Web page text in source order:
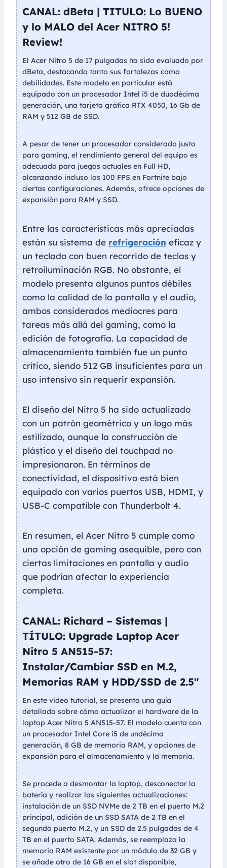
CANAL: dBeta | TITULO: Lo BUENO
y lo MALO del Acer NITRO 5!
Review!
El Acer Nitro 5 de 17 pulgadas ha sido evaluado por
dBeta, destacando tanto sus fortalezas como
debilidades. Este modelo en particular está
equipado con un procesador Intel i5 de duodécima
generación, una tarjeta gráfica RTX 4050, 16 Gb de
RAM y 512 GB de SSD.
A pesar de tener un procesador considerado justo
para gaming, el rendimiento general del equipo es
adecuado para juegos actuales en Full HD,
alcanzando incluso los 100 FPS en Fortnite bajo
ciertas configuraciones. Además, ofrece opciones de
expansión para RAM y SSD.
Entre las características más apreciadas
están su sistema de refrigeración eficaz y
un teclado con buen recorrido de teclas y
retroiluminación RGB. No obstante, el
modelo presenta algunos puntos débiles
como la calidad de la pantalla y el audio,
ambos considerados mediocres para
tareas más allá del gaming, como la
edición de fotografía. La capacidad de
almacenamiento también fue un punto
crítico, siendo 512 GB insuficientes para un
uso intensivo sin requerir expansión.
El diseño del Nitro 5 ha sido actualizado
con un patrón geométrico y un logo más
estilizado, aunque la construcción de
plástico y el diseño del touchpad no
impresionaron. En términos de
conectividad, el dispositivo está bien
equipado con varios puertos USB, HDMI, y
USB-C compatible con Thunderbolt 4.
En resumen, el Acer Nitro 5 cumple como
una opción de gaming asequible, pero con
ciertas limitaciones en pantalla y audio
que podrían afectar la experiencia
completa.
CANAL: Richard – Sistemas |
TÍTULO: Upgrade Laptop Acer
Nitro 5 AN515-57:
Instalar/Cambiar SSD en M.2,
Memorias RAM y HDD/SSD de 2.5″
En este video tutorial, se presenta una guía
detallada sobre cómo actualizar el hardware de la
laptop Acer Nitro 5 AN515-57. El modelo cuenta con
un procesador Intel Core i5 de undécima
generación, 8 GB de memoria RAM, y opciones de
expansión para el almacenamiento y la memoria.
Se procede a desmontar la laptop, desconectar la
batería y realizar las siguientes actualizaciones:
instalación de un SSD NVMe de 2 TB en el puerto M.2
principal, adición de un SSD SATA de 2 TB en el
segundo puerto M.2, y un SSD de 2.5 pulgadas de 4
TB en el puerto SATA. Además, se reemplaza la
memoria RAM existente por un módulo de 32 GB y
se añade otro de 16 GB en el slot disponible,